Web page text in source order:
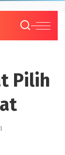
Pilih